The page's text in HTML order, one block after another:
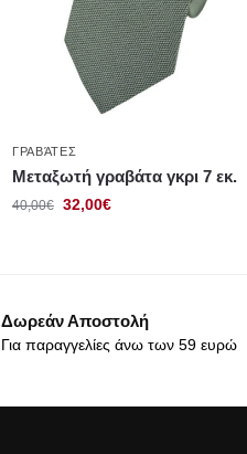
ΓΡΑΒΆΤΕΣ
Μεταξωτή γραβάτα γκρι 7 εκ.
40,00€ 32,00€
Δωρεάν Αποστολή
Για παραγγελίες άνω των 59 ευρώ